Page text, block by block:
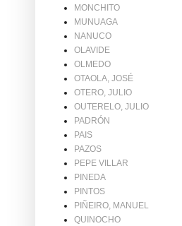
MONCHITO
MUNUAGA
NANUCO
OLAVIDE
OLMEDO
OTAOLA, JOSÉ
OTERO, JULIO
OUTERELO, JULIO
PADRÓN
PAIS
PAZOS
PEPE VILLAR
PINEDA
PINTOS
PIÑEIRO, MANUEL
QUINOCHO